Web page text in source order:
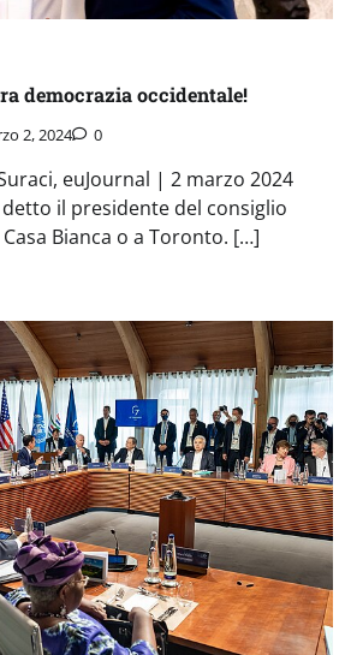
democrazia occidentale!
2, 2024 0
euJournal | 2 marzo 2024
il presidente del consiglio
Bianca o a Toronto. […]